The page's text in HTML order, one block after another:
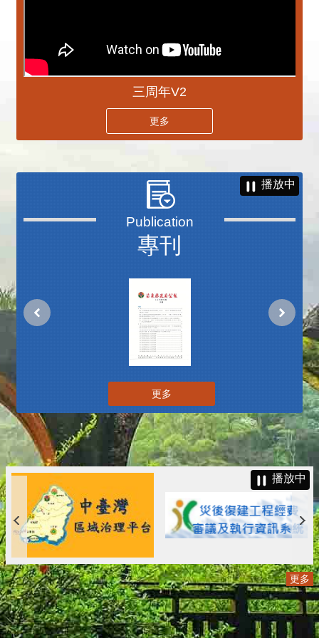
三周年V2
更多
專刊
播放中
更多
播放中
更多